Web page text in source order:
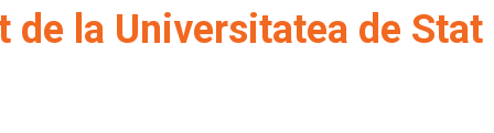
la Universitatea de Stat